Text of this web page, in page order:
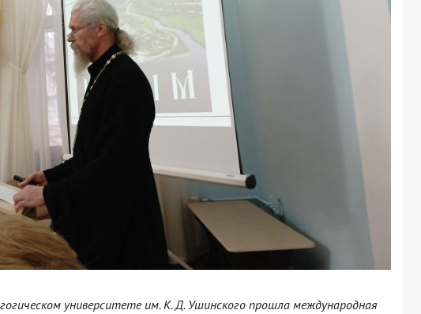
университете им. К. Д. Ушинского прошла международная